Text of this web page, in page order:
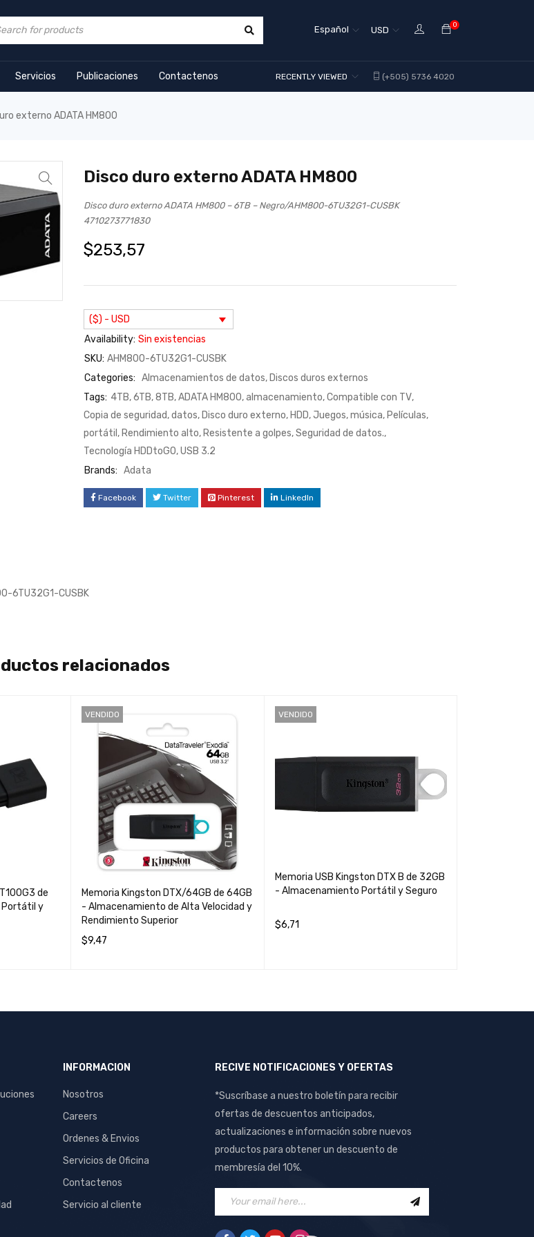
0
USD
Español
Servicios Publicaciones Contactenos (+505) 5736 4020
RECENTLY VIEWED
externo ADATA HM800
Disco duro externo ADATA HM800
Disco duro externo ADATA HM800 – 6TB – Negro/AHM800-6TU32G1-CUSBK
4710273771830
$253,57
($) - USD
Availability: Sin existencias
SKU: AHM800-6TU32G1-CUSBK
Categories: Almacenamientos de datos, Discos duros externos
Tags: 4TB,6TB,8TB,ADATA HM800,almacenamiento,Compatible con TV,
Copia de seguridad,datos, Disco duro externo, HDD, Juegos,música, Películas,
portátil , Rendimiento alto, Resistente a golpes,Seguridad de datos.,
Tecnología HDDtoGO,USB 3.2
Brands: Adata
Facebook Twitter Pinterest LinkedIn
6TU32G1-CUSBK
relacionados
de
Portátil y
VENDIDO
Memoria Kingston DTX/64GB de 64GB
- Almacenamiento de Alta Velocidad y
Rendimiento Superior
$9,47
VENDIDO
Memoria USB Kingston DTX B de 32GB
- Almacenamiento Portátil y Seguro
$6,71
INFORMACION
Nosotros
Careers
Ordenes & Envios
Servicios de Oficina
Contactenos
Servicio al cliente
RECIVE NOTIFICACIONES Y OFERTAS
*Suscríbase a nuestro boletín para recibir
ofertas de descuentos anticipados,
actualizaciones e información sobre nuevos
productos para obtener un descuento de
membresía del 10%.